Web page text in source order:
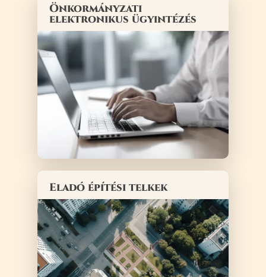
Önkormányzati
elektronikus ügyintézés
Eladó építési telkek